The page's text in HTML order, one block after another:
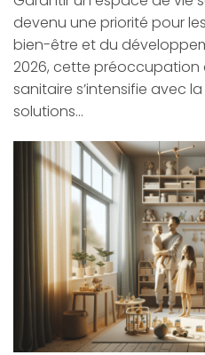
devenu une priorité pour
bien-être et du
2026, cette préoccupation
sanitaire s’intensifie avec
solutions…